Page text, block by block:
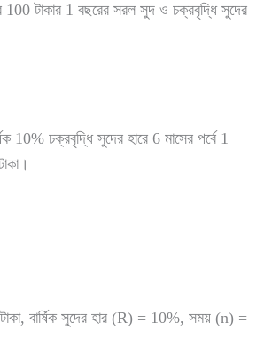
100 টাকার 1 বছরের সরল সুদ ও চক্রবৃদ্ধি সুদের
10% চক্রবৃদ্ধি সুদের হারে 6 মাসের পর্বে 1
বার্ষিক সুদের হার (R) = 10%, সময় (n) =